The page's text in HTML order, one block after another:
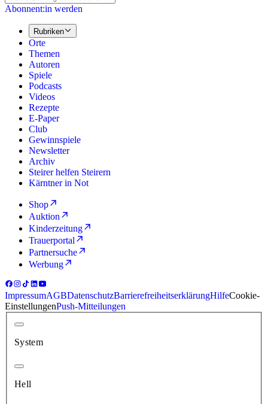
Abonnent:in werden
Rubriken
Orte
Themen
Autoren
Spiele
Podcasts
Videos
Rezepte
E-Paper
Club
Gewinnspiele
Newsletter
Archiv
Steirer helfen Steirern
Kärntner in Not
Shop
Auktion
Kinderzeitung
Trauerportal
Partnersuche
Werbung
ImpressumAGBDatenschutzBarrierefreiheitserklärungHilfeCookie-
EinstellungenPush-Mitteilungen
System
Hell